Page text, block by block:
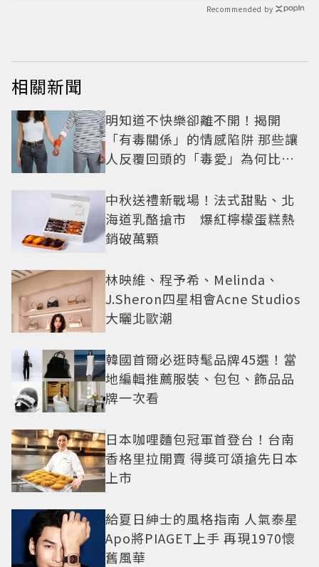
Recommended by
相關新聞
明知道不快樂卻離不開！揭開
「有毒關係」的情感陷阱 那些讓
人反覆回頭的「毒愛」為何比菸
中秋送禮新戰場！法式甜點、北
海道乳酪搶市 爆紅檸檬蛋糕熱
銷破萬顆
林映維、程予希、Melinda、
J.Sheron四星相會Acne Studios
大曬北歐潮
韓國首爾必逛時髦品牌45選！當
地編輯推薦服裝、包包、飾品品
牌一次看
日本咖哩麵包冠軍首登台！台南
香格里拉開賣 得獎可頌搶先日本
上市
給夏日紳士的風格指南 人氣泰星
Apo將PIAGET上手 再現1970懷
舊風華